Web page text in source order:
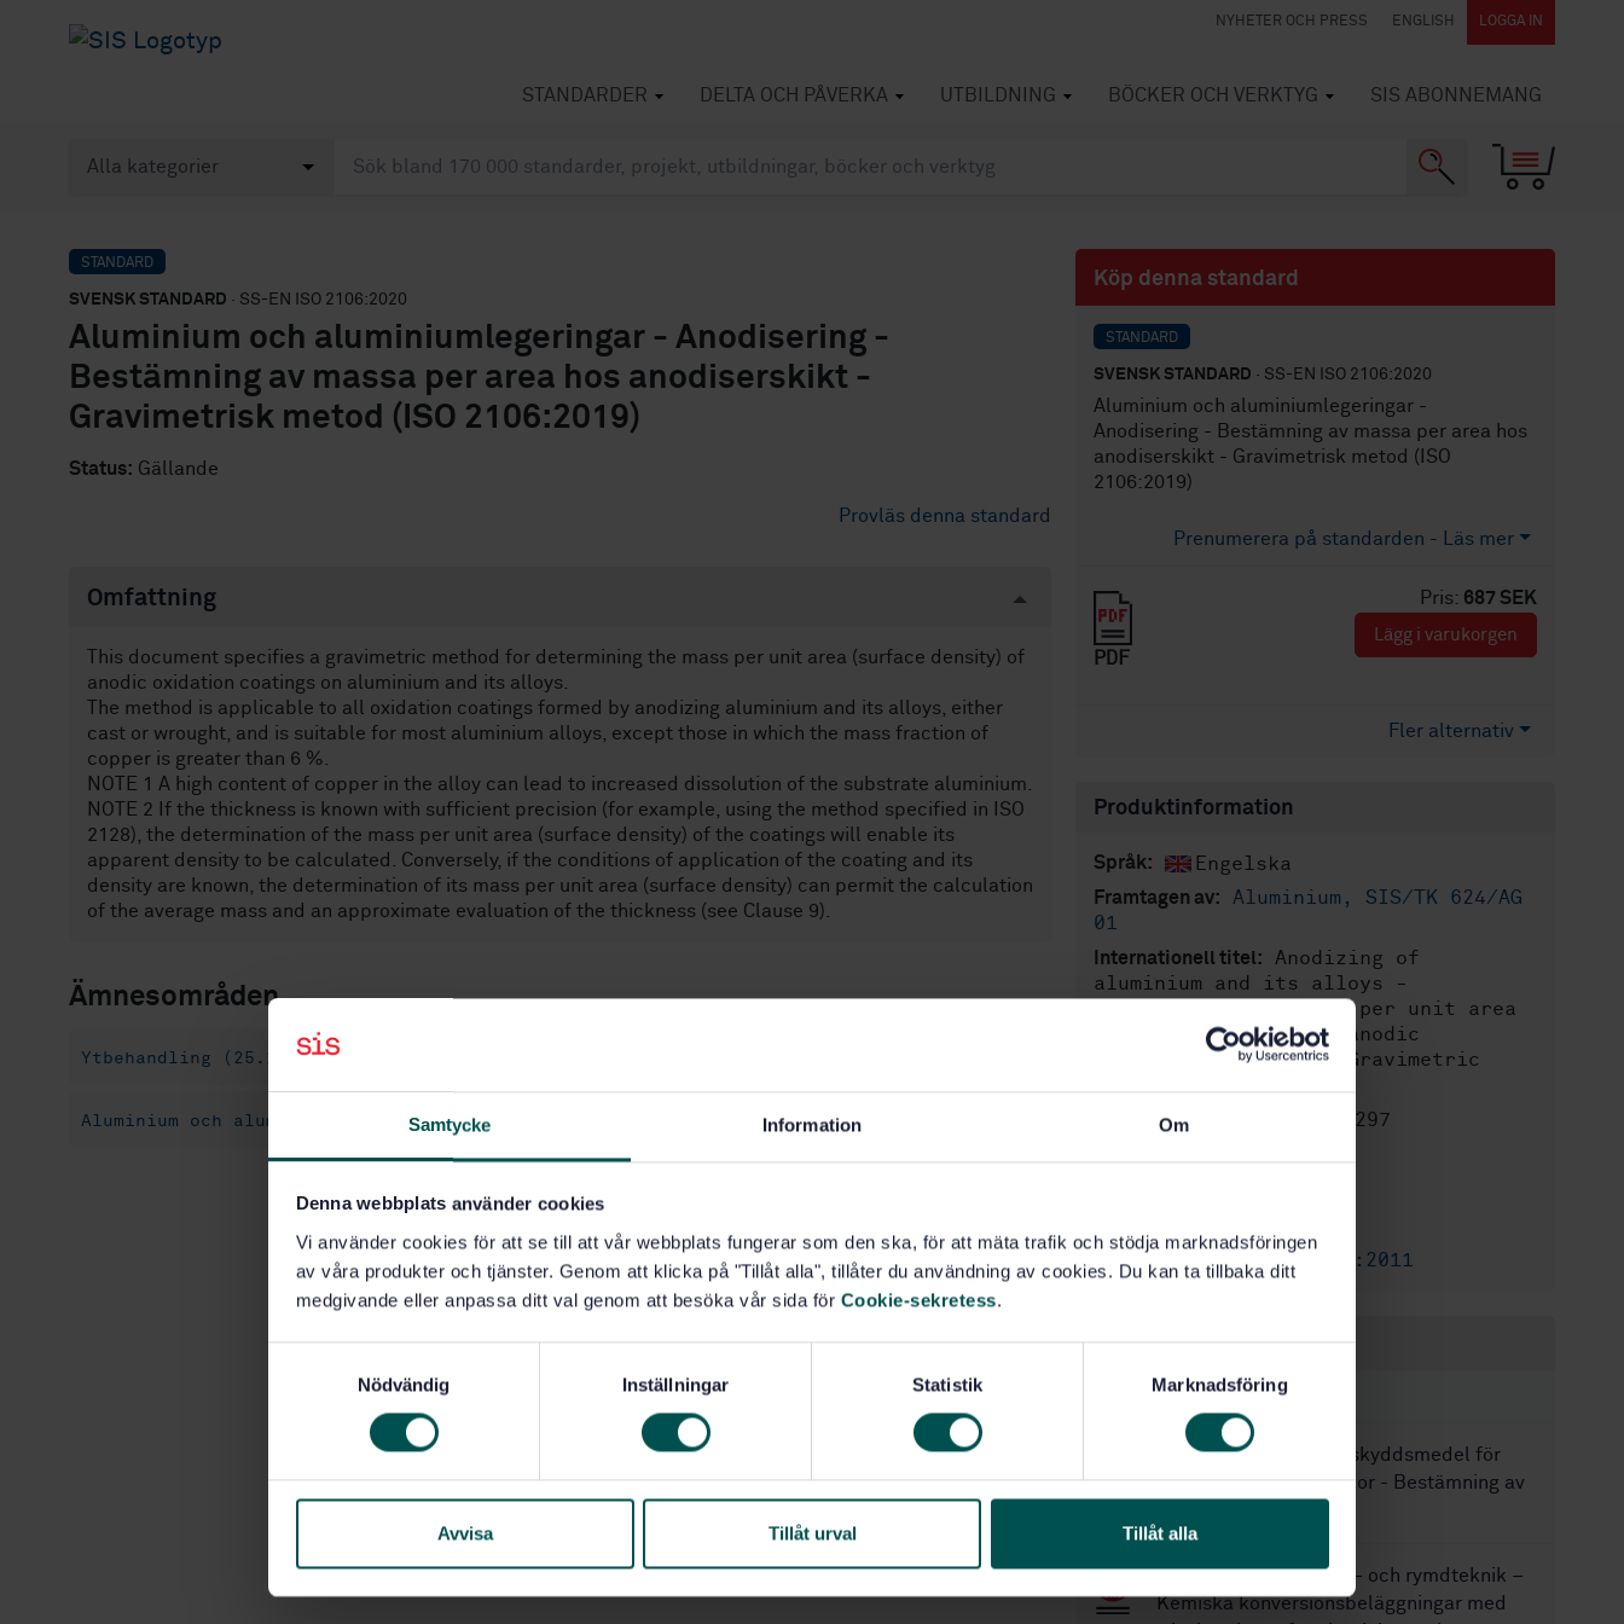
Samtycke Information Om
Denna webbplats använder cookies
Vi använder cookies för att se till att vår webbplats fungerar som den ska, för att mäta trafik och stödja marknadsföringen
av våra produkter och tjänster. Genom att klicka på "Tillåt alla", tillåter du användning av cookies. Du kan ta tillbaka ditt
medgivande eller anpassa ditt val genom att besöka vår sida för Cookie-sekretess.
s
Nödvändig Inställningar Statistik Marknadsföring
Avvisa Tillåt urval Tillåt alla
NYHETER OCH PRESS ENGLISH LOGGA IN
STANDARDER DELTA OCH PÅVERKA UTBILDNING BÖCKER OCH VERKTYG SIS ABONNEMANG
STANDARD
SVENSK STANDARD · SS-EN ISO 2106:2020
Aluminium och aluminiumlegeringar - Anodisering -
Bestämning av massa per area hos anodiserskikt -
Gravimetrisk metod (ISO 2106:2019)
Status: Gällande
Provläs denna standard
Omfattning
This document specifies a gravimetric method for determining the mass per unit area (surface density) of
anodic oxidation coatings on aluminium and its alloys.
The method is applicable to all oxidation coatings formed by anodizing aluminium and its alloys, either
cast or wrought, and is suitable for most aluminium alloys, except those in which the mass fraction of
copper is greater than 6 %.
NOTE 1 A high content of copper in the alloy can lead to increased dissolution of the substrate aluminium.
NOTE 2 If the thickness is known with sufficient precision (for example, using the method specified in ISO
2128), the determination of the mass per unit area (surface density) of the coatings will enable its
apparent density to be calculated. Conversely, if the conditions of application of the coating and its
density are known, the determination of its mass per unit area (surface density) can permit the calculation
of the average mass and an approximate evaluation of the thickness (see Clause 9).
Ämnesområden
Ytbehandling (25.220.20)
Aluminium och aluminiumlegeringar (77.120.10)
Köp denna standard
STANDARD
SVENSK STANDARD · SS-EN ISO 2106:2020
Aluminium och aluminiumlegeringar -
Anodisering - Bestämning av massa per area hos
anodiserskikt - Gravimetrisk metod (ISO
2106:2019)
Prenumerera på standarden - Läs mer
Pris: 687 SEK
PDF
Lägg i varukorgen
Fler alternativ
Produktinformation
Språk: Engelska
Framtagen av:
Aluminium, SIS/TK 624/AG
01
Internationell titel:
Anodizing of
aluminium and its alloys -
Determination of mass per unit area
(surface density) of anodic
oxidation coatings - Gravimetric
method (ISO 2106:2019)
Artikelnummer: STD-80019297
2
Ersätter: SS-EN ISO 2106:2011
Inom samma område
STANDARDER
SS 186023
Korrosionsskyddsmedel för
fordon - Hålrumsvätskor - Bestämning av
SS-EN 4729:2017Flyg- och rymdteknik –
Kemiska konversionsbeläggningar med